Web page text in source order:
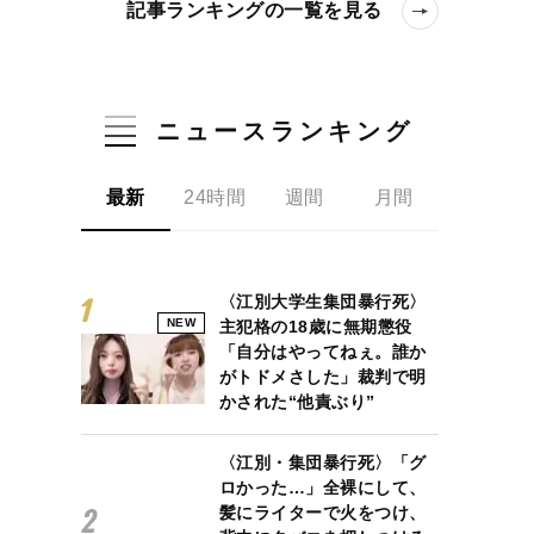
記事ランキングの一覧を見る
ニュースランキング
最新 24時間 週間 月間
NEW
〈江別大学生集団暴行死〉
主犯格の18歳に無期懲役
「自分はやってねぇ。誰か
がトドメさした」裁判で明
かされた“他責ぶり”
〈江別・集団暴行死〉「グ
ロかった…」全裸にして、
髪にライターで火をつけ、